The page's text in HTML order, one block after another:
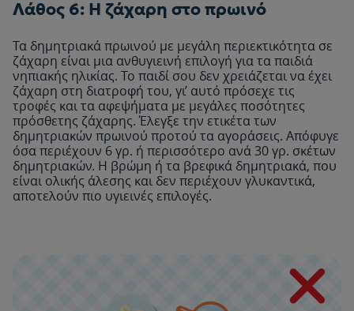
Λάθος 6: Η ζάχαρη στο πρωινό
Τα δημητριακά πρωινού με μεγάλη περιεκτικότητα σε
ζάχαρη είναι μια ανθυγιεινή επιλογή για τα παιδιά
νηπιακής ηλικίας. Το παιδί σου δεν χρειάζεται να έχει
ζάχαρη στη διατροφή του, γι’ αυτό πρόσεχε τις
τροφές και τα αφεψήματα με μεγάλες ποσότητες
πρόσθετης ζάχαρης. Έλεγξε την ετικέτα των
δημητριακών πρωινού προτού τα αγοράσεις. Απόφυγε
όσα περιέχουν 6 γρ. ή περισσότερο ανά 30 γρ. σκέτων
δημητριακών. Η βρώμη ή τα βρεφικά δημητριακά, που
είναι ολικής άλεσης και δεν περιέχουν γλυκαντικά,
αποτελούν πιο υγιεινές επιλογές.